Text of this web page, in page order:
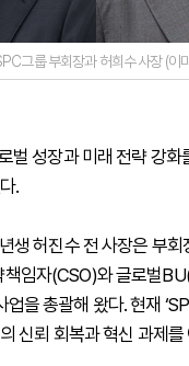
그룹 부회장과 허희수 사장 (
벌 성장과 미래 전략 강화
.
생 허진수 전 사장은 부회
책임자(CSO)와 글로벌
을 총괄해 왔다. 현재
신뢰 회복과 혁신 과제